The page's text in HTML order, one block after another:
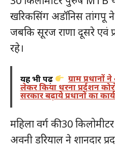
खरिकसिंग अडॉनिस तांगपू ने
जबकि सूरज राणा दूसरे एवं
रहे।
यह भी पढ़ें ग्राम प्रधानों
लेकर किया धरना प्रर्दशन
सरकार बढ़ाये प्रधानों का
महिला वर्ग की 30
अवनी डरियाल ने शानदार